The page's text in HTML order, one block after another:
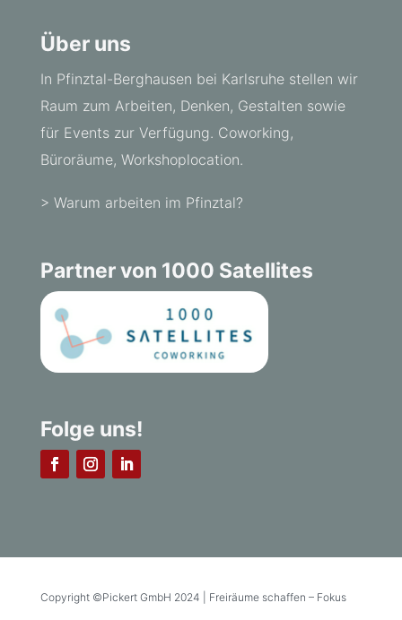
Über uns
In Pfinztal-Berghausen bei Karlsruhe stellen wir
Raum zum Arbeiten, Denken, Gestalten sowie
für Events zur Verfügung. Coworking,
Büroräume, Workshoplocation.
> Warum arbeiten im Pfinztal?
Partner von 1000 Satellites
Folge uns!
Copyright ©Pickert GmbH 2024 | Freiräume schaffen – Fokus